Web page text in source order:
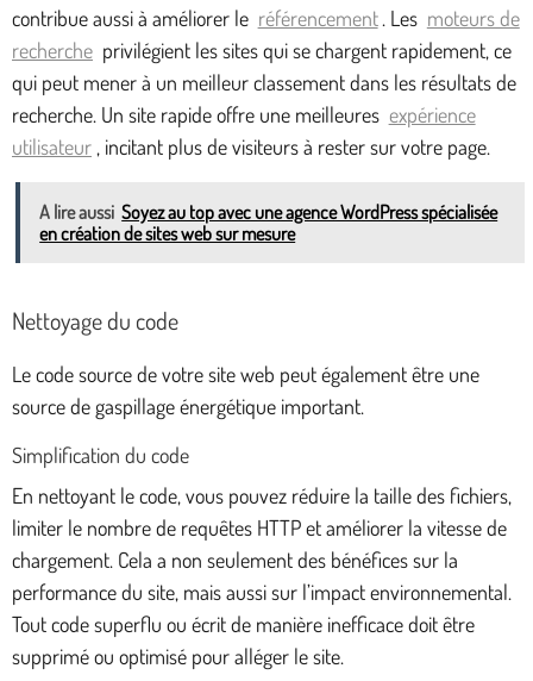
contribue aussi à améliorer le référencement . Les moteurs de
recherche privilégient les sites qui se chargent rapidement, ce
qui peut mener à un meilleur classement dans les résultats de
recherche. Un site rapide offre une meilleures expérience
utilisateur , incitant plus de visiteurs à rester sur votre page.
A lire aussi Soyez au top avec une agence WordPress spécialisée
en création de sites web sur mesure
Nettoyage du code
Le code source de votre site web peut également être une
source de gaspillage énergétique important.
Simplification du code
En nettoyant le code, vous pouvez réduire la taille des fichiers,
limiter le nombre de requêtes HTTP et améliorer la vitesse de
chargement. Cela a non seulement des bénéfices sur la
performance du site, mais aussi sur l’impact environnemental.
Tout code superflu ou écrit de manière inefficace doit être
supprimé ou optimisé pour alléger le site.